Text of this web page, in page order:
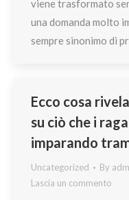
viene trasformato
una domanda molto
sempre sinonimo di
Ecco cosa
su ciò che i
imparando
Uncategorized By
Lascia un commento